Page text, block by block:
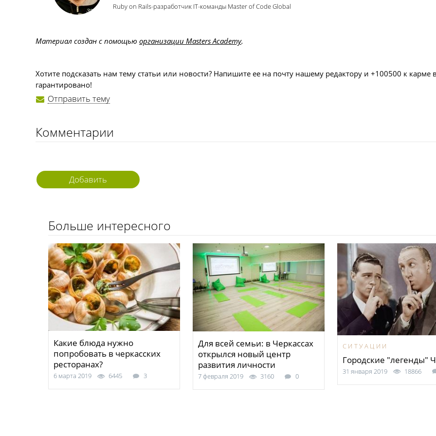
Ruby on Rails-разработчик ІТ-команды Master of Code Global
Материал создан с помощью организации Masters Academy.
Хотите подсказать нам тему статьи или новости? Напишите ее на почту нашему редактору и +100500 к карме
гарантировано!
Отправить тему
Комментарии
Добавить
Больше интересного
Какие блюда нужно
попробовать в черкасских
ресторанах?
6 марта 2019 6445 3
Для всей семьи: в Черкассах
открылся новый центр
развития личности
7 февраля 2019 3160 0
СИТУАЦИИ
Городские "легенды"
31 января 2019 18866